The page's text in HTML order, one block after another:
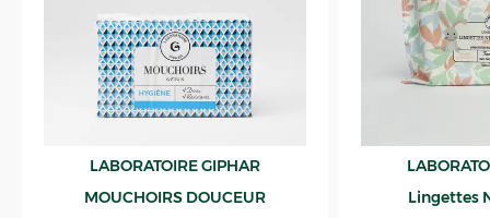
LABORATOIRE GIPHAR
MOUCHOIRS DOUCEUR
Lingettes